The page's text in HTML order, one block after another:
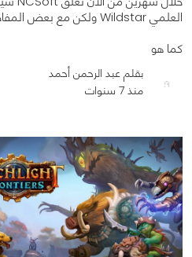
1179
العلمي Wildstar ولكن مع بعض المفاجآت الباقية لمحبي اللعبة.
كما هو
بقلم عبد الرحمن أحمد
منذ 7 سنوات